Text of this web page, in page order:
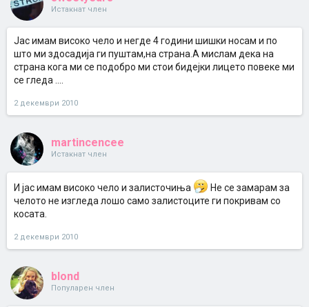
Истакнат член
Јас имам високо чело и негде 4 години шишки носам и по
што ми здосадија ги пуштам,на страна.А мислам дека на
страна кога ми се подобро ми стои бидејки лицето повеке ми
се гледа ....
2 декември 2010
martincencee
Истакнат член
И јас имам високо чело и залисточиња
Не се замарам за
челото не изгледа лошо само залистоците ги покривам со
косата.
2 декември 2010
blond
Популарен член